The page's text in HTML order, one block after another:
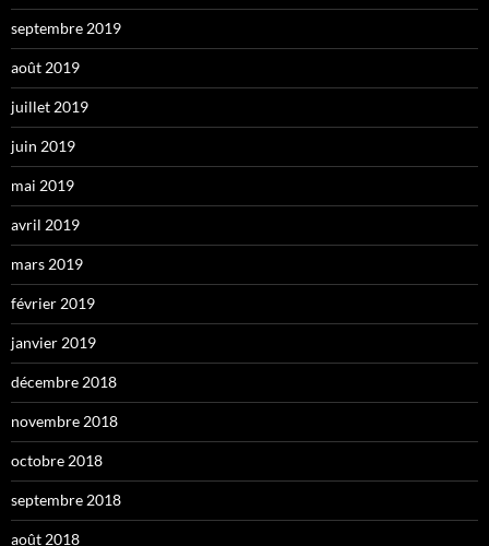
septembre 2019
août 2019
juillet 2019
juin 2019
mai 2019
avril 2019
mars 2019
février 2019
janvier 2019
décembre 2018
novembre 2018
octobre 2018
septembre 2018
août 2018